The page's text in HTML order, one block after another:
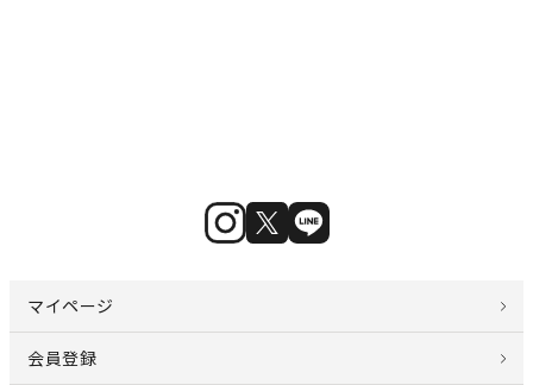
マイページ
会員登録